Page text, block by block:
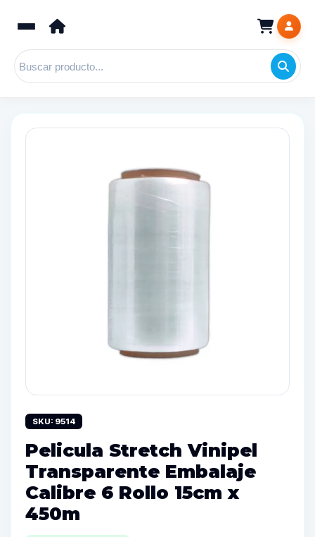
SKU: 9514
Pelicula Stretch Vinipel
Transparente Embalaje
Calibre 6 Rollo 15cm x
450m